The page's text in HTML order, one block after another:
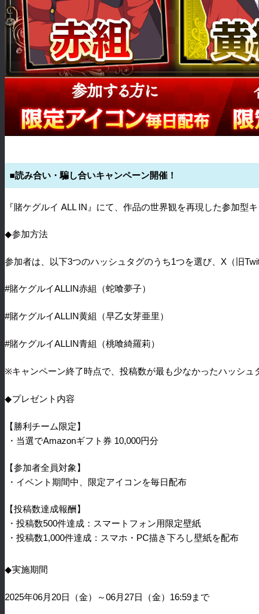
■読み合い・騙し合いキャンペーン開催！
『賭ケグルイ ALL IN 』にて、作品の世界観を再現した参加型
◆参加方法
参加者は、以下3つのハッシュタグのうち1つを選び、 X （旧
#賭ケグルイALLIN赤組（蛇喰夢子）
#賭ケグルイALLIN黄組（早乙女芽亜里）
#賭ケグルイALLIN青組（桃喰綺羅莉）
※キャンペーン終了時点で、投稿数が最も少なかったハッシュ
◆プレゼント内容
【勝利チーム限定】
・当選でAmazonギフト券 10,000円分
【参加者全員対象】
・イベント期間中、限定アイコンを毎日配布
【投稿数達成報酬】
・投稿数500件達成：スマートフォン用限定壁紙
・投稿数1,000件達成：スマホ・ PC描き下ろし壁紙を配布
◆実施期間
2025年06月20日（金）～06月27日（金）16:59まで